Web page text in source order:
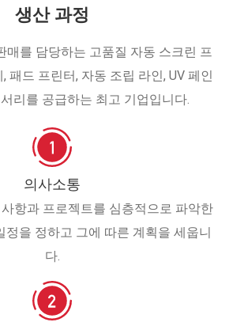
생산 과정
매를 담당하는 고품질 자동 스크린 프
패드 프린터, 자동 조립 라인, UV 페인
리를 공급하는 최고 기업입니다.
의사소통
항과 프로젝트를 심층적으로 파악한
정을 정하고 그에 따른 계획을 세웁니
다.